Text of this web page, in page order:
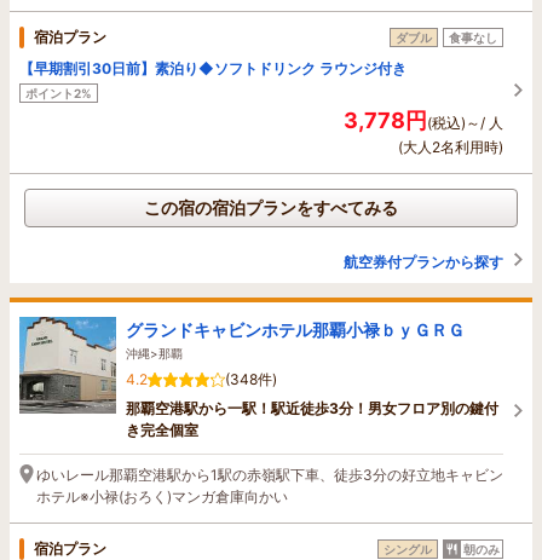
宿泊プラン ダブル 食事なし
【早期割引30日前】素泊り◆ソフトドリンク ラウンジ付き
ポイント2%
3,778円(税込)～/ 人
(大人2名利用時)
この宿の宿泊プランをすべてみる
航空券付プランから探す
グランドキャビンホテル那覇小禄ｂｙＧＲＧ
沖縄>那覇
4.2
(348件)
那覇空港駅から一駅！駅近徒歩3分！男女フロア別の鍵付
き完全個室
ゆいレール那覇空港駅から1駅の赤嶺駅下車、徒歩3分の好立地キャビン
ホテル※小禄(おろく)マンガ倉庫向かい
宿泊プラン シングル 朝のみ